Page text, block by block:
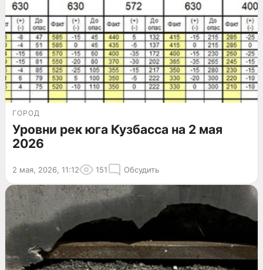
ГОРОД
Уровни рек юга Кузбасса на 2 мая
2026
2 мая, 2026, 11:12 151 Обсудить